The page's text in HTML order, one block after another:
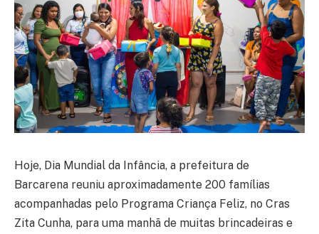
Hoje, Dia Mundial da Infância, a prefeitura de
Barcarena reuniu aproximadamente 200 famílias
acompanhadas pelo Programa Criança Feliz, no Cras
Zita Cunha, para uma manhã de muitas brincadeiras e